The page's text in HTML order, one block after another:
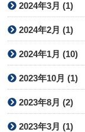
2024年3月 (1)
2024年2月 (1)
2024年1月 (10)
2023年10月 (1)
2023年8月 (2)
2023年3月 (1)